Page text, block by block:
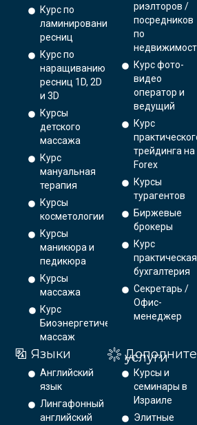
Курс по
ламинированию
ресниц
Курс по
наращиванию
ресниц 1D, 2D
и 3D
Курсы
детского
массажа
Курс
мануальная
терапия
Курсы
косметологии
Курсы
маникюра и
педикюра
Курсы
массажа
Курс
Биоэнергетический
массаж
риэлторов /
посредников
по
Курс фото-
видео
оператор и
ведущий
Курс
трейдинга на
Forex
Курсы
турагентов
Биржевые
брокеры
Курс
практическая
бухгалтерия
Секретарь /
Офис-
менеджер
Языки
Английский
язык
Лингафонный
английский
услуги
Курсы и
семинары в
Израиле
Элитные